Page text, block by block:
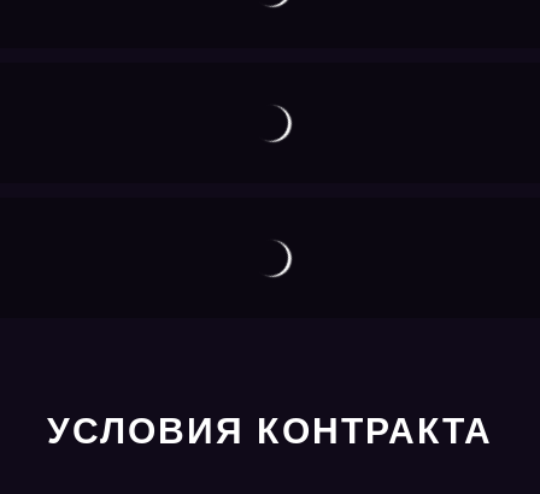
УСЛОВИЯ КОНТРАКТА